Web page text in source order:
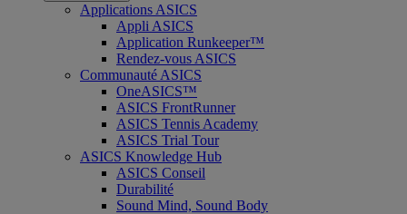
Applications ASICS
Appli ASICS
Application Runkeeper™
Rendez-vous ASICS
Communauté ASICS
OneASICS™
ASICS FrontRunner
ASICS Tennis Academy
ASICS Trial Tour
ASICS Knowledge Hub
ASICS Conseil
Durabilité
Sound Mind, Sound Body